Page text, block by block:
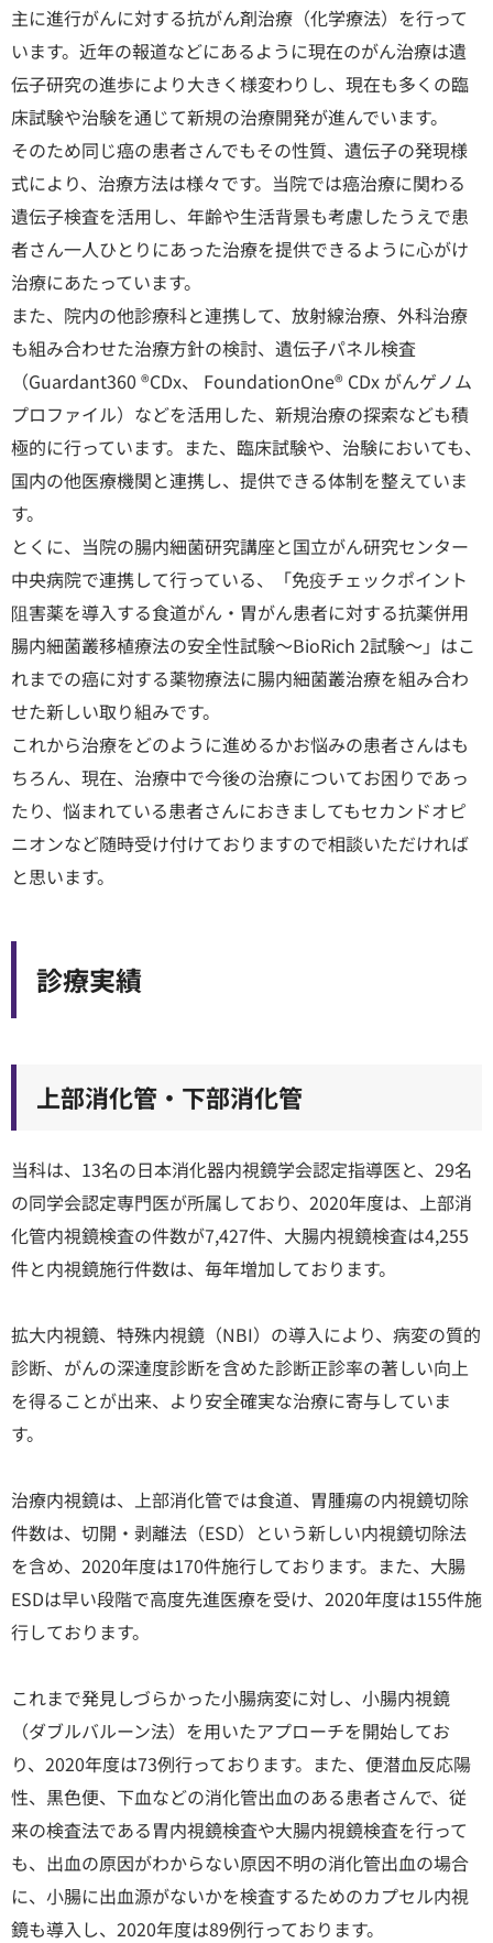
主に進行がんに対する抗がん剤治療（化学療法）を行って
います。近年の報道などにあるように現在のがん治療は遺
伝子研究の進歩により大きく様変わりし、現在も多くの臨
床試験や治験を通じて新規の治療開発が進んでいます。
そのため同じ癌の患者さんでもその性質、遺伝子の発現様
式により、治療方法は様々です。当院では癌治療に関わる
遺伝子検査を活用し、年齢や生活背景も考慮したうえで患
者さん一人ひとりにあった治療を提供できるように心がけ
治療にあたっています。
また、院内の他診療科と連携して、放射線治療、外科治療
も組み合わせた治療方針の検討、遺伝子パネル検査
（Guardant360 ®CDx、 FoundationOne® CDx がんゲノム
プロファイル）などを活用した、新規治療の探索なども積
極的に行っています。また、臨床試験や、治験においても、
国内の他医療機関と連携し、提供できる体制を整えていま
す。
とくに、当院の腸内細菌研究講座と国立がん研究センター
中央病院で連携して行っている、「免疫チェックポイント
阻害薬を導入する食道がん・胃がん患者に対する抗薬併用
腸内細菌叢移植療法の安全性試験～BioRich 2試験～」はこ
れまでの癌に対する薬物療法に腸内細菌叢治療を組み合わ
せた新しい取り組みです。
これから治療をどのように進めるかお悩みの患者さんはも
ちろん、現在、治療中で今後の治療についてお困りであっ
たり、悩まれている患者さんにおきましてもセカンドオピ
ニオンなど随時受け付けておりますので相談いただければ
と思います。
診療実績
上部消化管・下部消化管
当科は、13名の日本消化器内視鏡学会認定指導医と、29名
の同学会認定専門医が所属しており、2020年度は、上部消
化管内視鏡検査の件数が7,427件、大腸内視鏡検査は4,255
件と内視鏡施行件数は、毎年増加しております。
拡大内視鏡、特殊内視鏡（NBI）の導入により、病変の質的
診断、がんの深達度診断を含めた診断正診率の著しい向上
を得ることが出来、より安全確実な治療に寄与していま
す。
治療内視鏡は、上部消化管では食道、胃腫瘍の内視鏡切除
件数は、切開・剥離法（ESD）という新しい内視鏡切除法
を含め、2020年度は170件施行しております。また、大腸
ESDは早い段階で高度先進医療を受け、2020年度は155件施
行しております。
これまで発見しづらかった小腸病変に対し、小腸内視鏡
（ダブルバルーン法）を用いたアプローチを開始してお
り、2020年度は73例行っております。また、便潜血反応陽
性、黒色便、下血などの消化管出血のある患者さんで、従
来の検査法である胃内視鏡検査や大腸内視鏡検査を行って
も、出血の原因がわからない原因不明の消化管出血の場合
に、小腸に出血源がないかを検査するためのカプセル内視
鏡も導入し、2020年度は89例行っております。